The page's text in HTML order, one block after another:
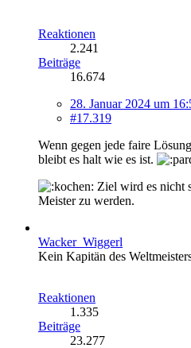
Reaktionen
2.241
Beiträge
16.674
28. Januar 2024 um
#17.319
Wenn gegen jede faire
bleibt es halt wie es ist.
Ziel wird es nicht
Meister zu werden.
Wacker_Wiggerl
Kein Kapitän des
Reaktionen
1.335
Beiträge
23.277